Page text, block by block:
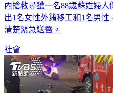
內搶救尋獲一名88歲蘇姓婦
出1名女性外籍移工和1名男
清楚緊急送醫。
社會